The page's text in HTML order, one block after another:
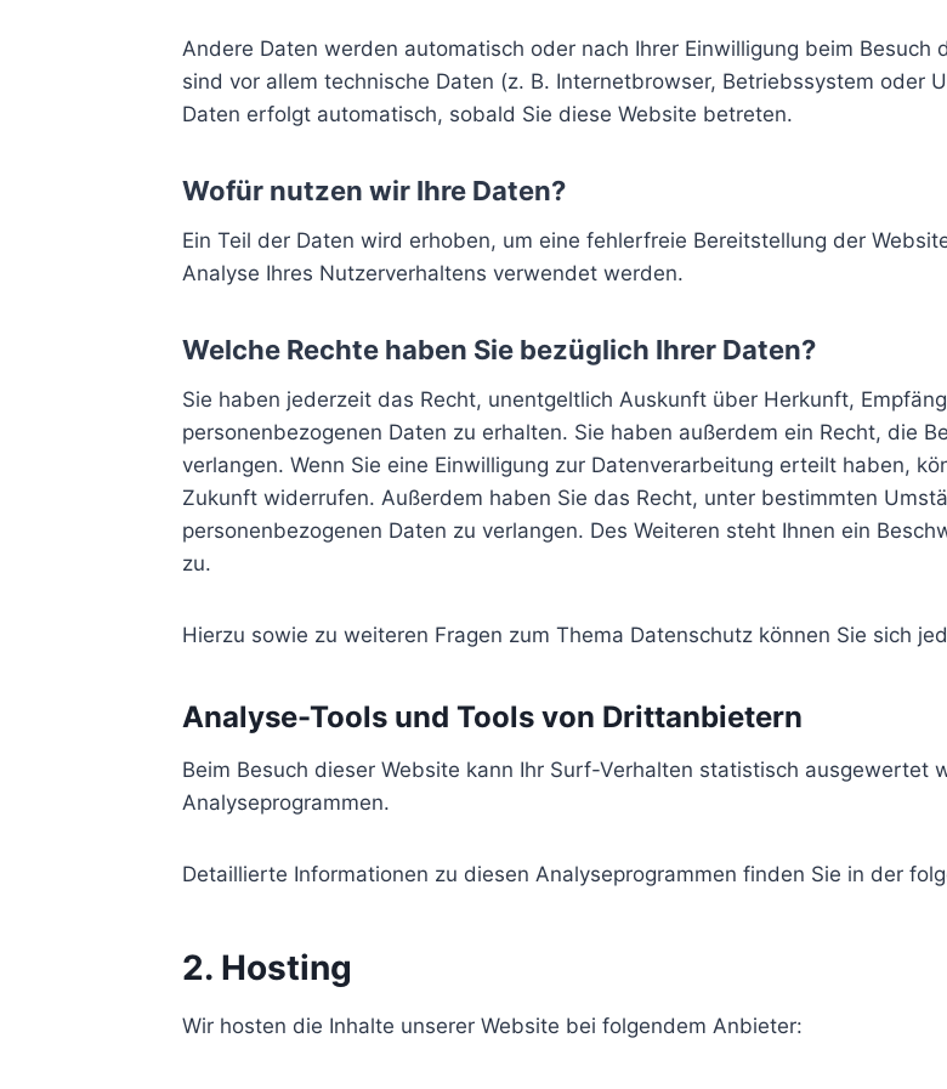
Andere Daten werden automatisch oder nach Ihrer Einwilligung beim
sind vor allem technische Daten (z. B. Internetbrowser, Betriebssystem oder
Daten erfolgt automatisch, sobald Sie diese Website betreten.
Wofür nutzen wir Ihre Daten?
Ein Teil der Daten wird erhoben, um eine fehlerfreie Bereitstellung der
Analyse Ihres Nutzerverhaltens verwendet werden.
Welche Rechte haben Sie bezüglich Ihrer Daten?
Sie haben jederzeit das Recht, unentgeltlich Auskunft über Herkunft,
personenbezogenen Daten zu erhalten. Sie haben außerdem ein Recht, die
verlangen. Wenn Sie eine Einwilligung zur Datenverarbeitung erteilt haben,
Zukunft widerrufen. Außerdem haben Sie das Recht, unter bestimmten
personenbezogenen Daten zu verlangen. Des Weiteren steht Ihnen ein
zu.
Hierzu sowie zu weiteren Fragen zum Thema Datenschutz können Sie sich
Analyse-Tools und Tools von Dritt­anbietern
Beim Besuch dieser Website kann Ihr Surf-Verhalten statistisch ausgewertet
Analyseprogrammen.
Detaillierte Informationen zu diesen Analyseprogrammen finden Sie in der
2. Hosting
Wir hosten die Inhalte unserer Website bei folgendem Anbieter: